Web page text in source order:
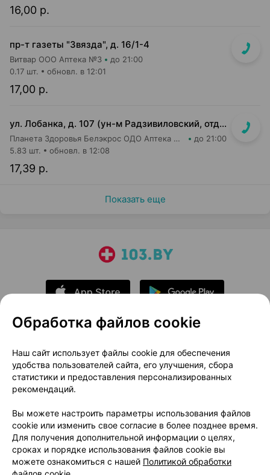
16,00 р.
пр-т газеты "Звязда", д. 16/1-4
Витвар ООО Аптека №3 до 21:00
17,00 р.
0.17 шт. обновл. в 12:01
ул. Лобанка, д. 107 (ун-м Радзивиловский, отдельный вход с улицы)
Планета Здоровья Белэкрос ОДО Аптека №4 до 21:00
17,39 р.
5.83 шт. обновл. в 12:08
Показать еще
О проекте
Новости проекта
Размещение рекламы
Медицинский маркетинг
Публичный договор
Доставка
Способы оплаты
Вакансии
Партнеры
Написать руководителю 103.by
Написать в поддержку
Персональные настройки Cookie
Обработка файлов cookie
Наш сайт использует файлы cookie для обеспечения
удобства пользователей сайта, его улучшения, сбора
статистики и предоставления персонализированных
рекомендаций.
Вы можете настроить параметры использования файлов
cookie или изменить свое согласие в более позднее время.
Для получения дополнительной информации о целях,
сроках и порядке использования файлов cookie вы
можете ознакомиться с нашей Политикой обработки